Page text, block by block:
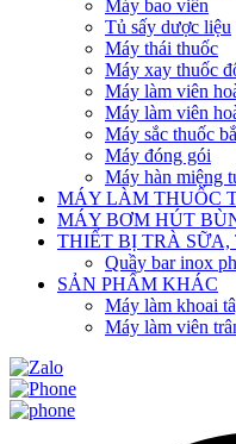
Máy bao viên
Tủ sấy dược liệu
Máy thái thuốc
Máy xay thuốc
Máy làm viên
Máy làm viên
Máy sắc thuốc
Máy đóng gói
Máy hàn miệng
MÁY LÀM THUỐC
MÁY BƠM HÚT
THIẾT BỊ TRÀ
Quầy bar inox
SẢN PHẨM KHÁC
Máy làm khoai
Máy làm viên